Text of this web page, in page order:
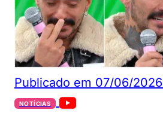
Publicado em 07/06/2026
NOTÍCIAS